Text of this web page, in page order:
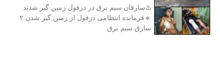
♨️سارقان سیم برق در دزفول زمین گیر شدند
🔹فرمانده انتظامی دزفول از زمین گیر شدن ۲
سارق سیم برق